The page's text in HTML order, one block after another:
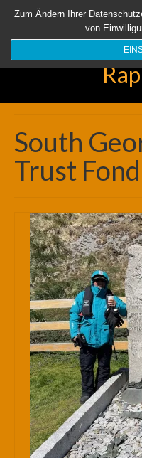
Startseite Aktuell Über
Suchen
South
Trust Fond
Zum Ändern Ihrer
von